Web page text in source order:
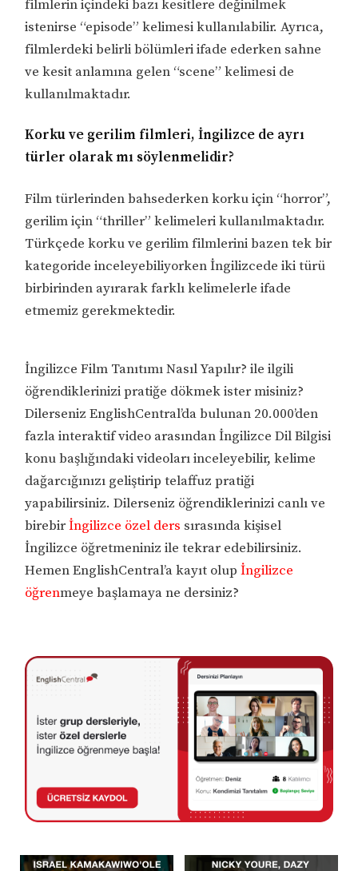
filmlerin içindeki bazı kesitlere değinilmek
istenirse “episode” kelimesi kullanılabilir. Ayrıca,
filmlerdeki belirli bölümleri ifade ederken sahne
ve kesit anlamına gelen “scene” kelimesi de
kullanılmaktadır.
Korku ve gerilim filmleri, İngilizce de ayrı
türler olarak mı söylenmelidir?
Film türlerinden bahsederken korku için “horror”,
gerilim için “thriller” kelimeleri kullanılmaktadır.
Türkçede korku ve gerilim filmlerini bazen tek bir
kategoride inceleyebiliyorken İngilizcede iki türü
birbirinden ayırarak farklı kelimelerle ifade
etmemiz gerekmektedir.
İngilizce Film Tanıtımı Nasıl Yapılır? ile ilgili
öğrendiklerinizi pratiğe dökmek ister misiniz?
Dilerseniz EnglishCentral’da bulunan 20.000’den
fazla interaktif video arasından İngilizce Dil Bilgisi
konu başlığındaki videoları inceleyebilir, kelime
dağarcığınızı geliştirip telaffuz pratiği
yapabilirsiniz. Dilerseniz öğrendiklerinizi canlı ve
birebirİngilizce özel ders sırasında kişisel
İngilizce öğretmeniniz ile tekrar edebilirsiniz.
Hemen EnglishCentral’a kayıt olupİngilizce
öğrenmeye başlamaya ne dersiniz?